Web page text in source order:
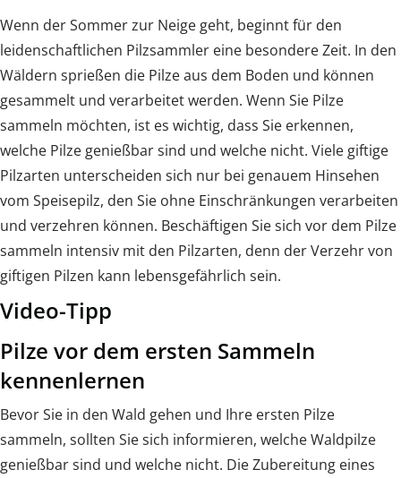
Wenn der Sommer zur Neige geht, beginnt für den
leidenschaftlichen Pilzsammler eine besondere Zeit. In den
Wäldern sprießen die Pilze aus dem Boden und können
gesammelt und verarbeitet werden. Wenn Sie Pilze
sammeln möchten, ist es wichtig, dass Sie erkennen,
welche Pilze genießbar sind und welche nicht. Viele giftige
Pilzarten unterscheiden sich nur bei genauem Hinsehen
vom Speisepilz, den Sie ohne Einschränkungen verarbeiten
und verzehren können. Beschäftigen Sie sich vor dem Pilze
sammeln intensiv mit den Pilzarten, denn der Verzehr von
giftigen Pilzen kann lebensgefährlich sein.
Video-Tipp
Pilze vor dem ersten Sammeln
kennenlernen
Bevor Sie in den Wald gehen und Ihre ersten Pilze
sammeln, sollten Sie sich informieren, welche Waldpilze
genießbar sind und welche nicht. Die Zubereitung eines